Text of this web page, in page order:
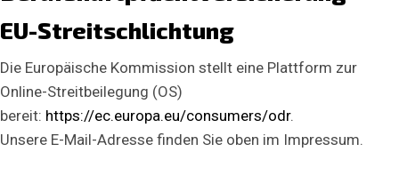
EU-Streitschlichtung
Die Europäische Kommission stellt eine Plattform zur
Online-Streitbeilegung (OS)
bereit: https://ec.europa.eu/consumers/odr.
Unsere E-Mail-Adresse finden Sie oben im Impressum.